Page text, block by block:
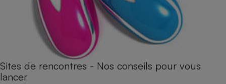
Sites de rencontres - Nos conseils pour vous
lancer